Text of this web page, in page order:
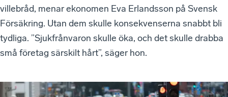
villebråd, menar ekonomen Eva Erlandsson på Svensk
Försäkring. Utan dem skulle konsekvenserna snabbt bli
tydliga. ”Sjukfrånvaron skulle öka, och det skulle drabba
små företag särskilt hårt”, säger hon.